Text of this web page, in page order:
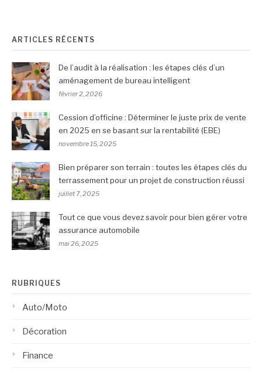
suite
ARTICLES RÉCENTS
De l’audit à la réalisation : les étapes clés d’un
aménagement de bureau intelligent
février 2, 2026
Cession d’officine : Déterminer le juste prix de vente
en 2025 en se basant sur la rentabilité (EBE)
novembre 15, 2025
Bien préparer son terrain : toutes les étapes clés du
terrassement pour un projet de construction réussi
juillet 7, 2025
Tout ce que vous devez savoir pour bien gérer votre
assurance automobile
mai 26, 2025
RUBRIQUES
Auto/Moto
Décoration
Finance